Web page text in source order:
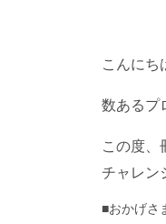
こんにち
数あるプ
この度、
チャレン
■おかげさ